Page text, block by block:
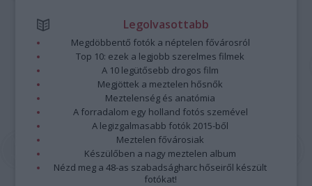
Legolvasottabb
Megdöbbentő fotók a néptelen fővárosról
Top 10: ezek a legjobb szerelmes filmek
A 10 legütősebb drogos film
Megjöttek a meztelen hősnők
Meztelenség és anatómia
A forradalom egy holland fotós szemével
A legizgalmasabb fotók 2015-ből
Meztelen fővárosiak
Készülőben a nagy meztelen album
Nézd meg a 48-as szabadságharc hőseiről készült
fotókat!